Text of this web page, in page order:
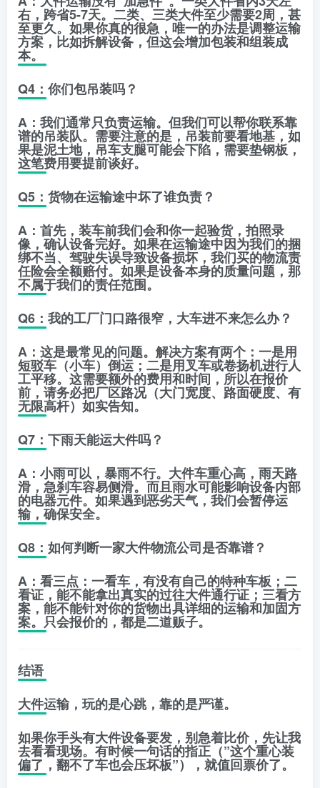
右，跨省5-7天。二类、三类大件至少需要2周，甚
至更久。如果你真的很急，唯一的办法是调整运输
方案 ，比如拆解设备，但这会增加包装和组装成
本。
Q4：你们包吊装吗？
A：我们通常只负责运输。但我们可以帮你联系靠
谱的吊装队。需要注意的是，吊装前要看地基，如
果是泥土地，吊车支腿可能会下陷，需要垫钢板，
这笔费用要提前谈好。
Q5：货物在运输途中坏了谁负责？
A：首先，装车前我们会和你一起验货，拍照录
像，确认设备完好。如果在运输途中因为我们的捆
绑不当、驾驶失误导致设备损坏，我们买的物流责
任险会全额赔付。如果是设备本身的质量问题，那
不属于我们的责任范围。
Q6：我的工厂门口路很窄，大车进不来怎么办？
A：这是最常见的问题。解决方案有两个：一是用
短驳车 （小车）倒运；二是用叉车或卷扬机进行人
工平移。这需要额外的费用和时间，所以在报价
前，请务必把厂区路况（大门宽度、路面硬度、有
无限高杆）如实告知。
Q7：下雨天能运大件吗？
A：小雨可以，暴雨不行。大件车重心高，雨天路
滑，急刹车容易侧滑。而且雨水可能影响设备内部
的电器元件。如果遇到恶劣天气，我们会暂停运
输，确保安全。
Q8：如何判断一家大件物流公司是否靠谱？
A：看三点： 一看车 ，有没有自己的特种车板； 二
看证，能不能拿出真实的过往大件通行证；三看方
案 ，能不能针对你的货物出具详细的运输和加固方
案。只会报价的，都是二道贩子。
结语
大件运输，玩的是心跳，靠的是严谨。
如果你手头有大件设备要发，别急着比价，先让我
去看看现场。有时候一句话的指正（”这个重心装
偏了，翻不了车也会压坏板”），就值回票价了。